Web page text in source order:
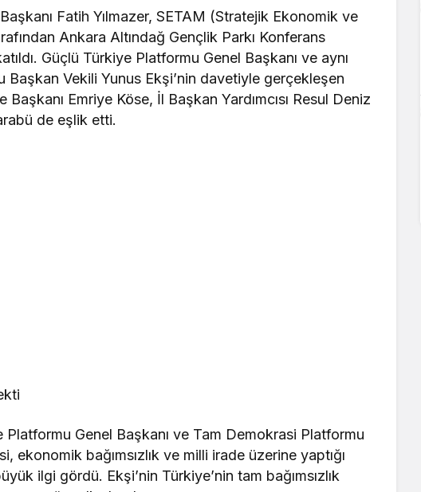
Fatih Yılmazer, SETAM (Stratejik Ekonomik ve
Ankara Altındağ Gençlik Parkı Konferans
Güçlü Türkiye Platformu Genel Başkanı ve aynı
Vekili Yunus Ekşi’nin davetiyle gerçekleşen
Başkanı Emriye Köse, İl Başkan Yardımcısı Resul Deniz
de eşlik etti.
Genel Başkanı ve Tam Demokrasi Platformu
ekonomik bağımsızlık ve milli irade üzerine yaptığı
ilgi gördü. Ekşi’nin Türkiye’nin tam bağımsızlık